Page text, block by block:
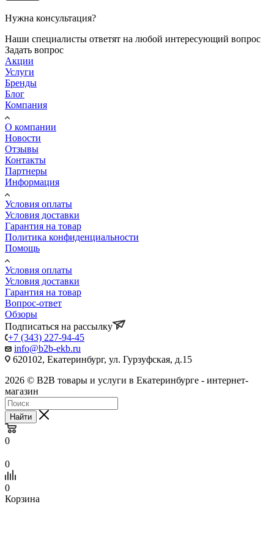
Нужна консультация?
Наши специалисты ответят на любой интересующий вопрос
Задать вопрос
Акции
Услуги
Бренды
Блог
Компания
О компании
Новости
Отзывы
Контакты
Партнеры
Информация
Условия оплаты
Условия доставки
Гарантия на товар
Политика конфиденциальности
Помощь
Условия оплаты
Условия доставки
Гарантия на товар
Вопрос-ответ
Обзоры
Подписаться на рассылку
+7 (343) 227-94-45
info@b2b-ekb.ru
620102, Екатеринбург, ул. Гурзуфская, д.15
2026 © B2B товары и услуги в Екатеринбурге - интернет-
магазин
Найти
0
0
0
Корзина